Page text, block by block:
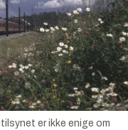
er ikke enige om